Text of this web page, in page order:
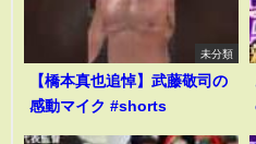
未分類
【橋本真也追悼】武藤敬司の
感動マイク #shorts